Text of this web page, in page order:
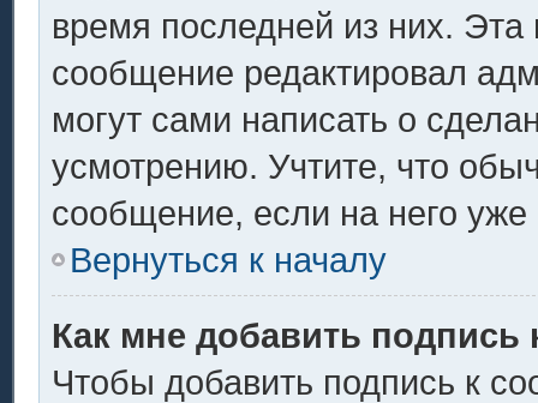
время последней из них.
сообщение редактировал
могут сами написать о
усмотрению. Учтите, что
сообщение, если на него уже
Вернуться к началу
Как мне добавить
Чтобы добавить подпись к